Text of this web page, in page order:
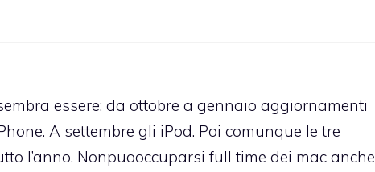
essere: da ottobre a gennaio aggiornamenti
A settembre gli iPod. Poi comunque le tre
l’anno. Nonpuooccuparsi full time dei mac anche